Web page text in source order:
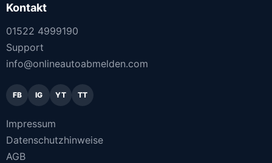
Kontakt
01522 4999190
Support
info@onlineautoabmelden.com
FB IG YT TT
Impressum
Datenschutzhinweise
AGB